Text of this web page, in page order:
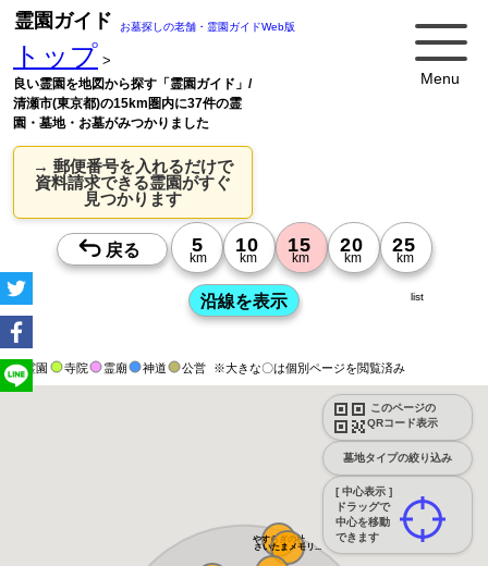
Menu
霊園ガイド お墓探しの老舗・霊園ガイドWeb版
トップ >
良い霊園を地図から探す「霊園ガイド」/
清瀬市(東京都)の15km圏内に37件の霊
園・墓地・お墓がみつかりました
→ 郵便番号を入れるだけで
資料請求できる霊園がすぐ
見つかります
霊園 寺院 霊廟 神道 公営 ※大きな〇は個別ページを閲覧済み
このページの
QRコード表示
墓地タイプの絞り込み
[ 中心表示 ]
ドラッグで
中心を移動
できます
list
やすらぎの杜
さいたまメモリ...